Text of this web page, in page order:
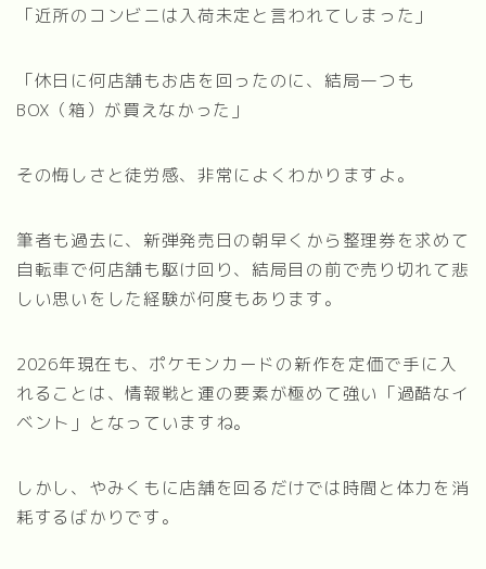
「近所のコンビニは入荷未定と言われてしまった」
「休日に何店舗もお店を回ったのに、結局一つも
BOX（箱）が買えなかった」
その悔しさと徒労感、非常によくわかりますよ。
筆者も過去に、新弾発売日の朝早くから整理券を求めて
自転車で何店舗も駆け回り、結局目の前で売り切れて悲
しい思いをした経験が何度もあります。
2026年現在も、ポケモンカードの新作を定価で手に入
れることは、情報戦と運の要素が極めて強い「過酷なイ
ベント」となっていますね。
しかし、やみくもに店舗を回るだけでは時間と体力を消
耗するばかりです。